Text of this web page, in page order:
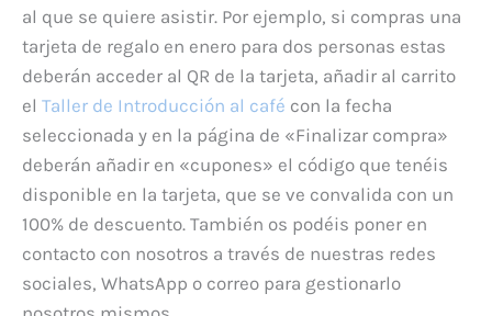
al que se quiere asistir. Por ejemplo, si compras una
tarjeta de regalo en enero para dos personas estas
deberán acceder al QR de la tarjeta, añadir al carrito
el Taller de Introducción al café con la fecha
seleccionada y en la página de «Finalizar compra»
deberán añadir en «cupones» el código que tenéis
disponible en la tarjeta, que se ve convalida con un
100% de descuento. También os podéis poner en
contacto con nosotros a través de nuestras redes
sociales, WhatsApp o correo para gestionarlo